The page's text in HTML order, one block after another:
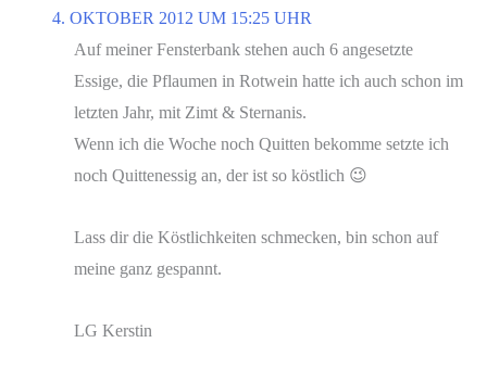
4. OKTOBER 2012 UM 15:25 UHR
Auf meiner Fensterbank stehen auch 6 angesetzte
Essige, die Pflaumen in Rotwein hatte ich auch schon im
letzten Jahr, mit Zimt & Sternanis.
Wenn ich die Woche noch Quitten bekomme setzte ich
noch Quittenessig an, der ist so köstlich 😉
Lass dir die Köstlichkeiten schmecken, bin schon auf
meine ganz gespannt.
LG Kerstin